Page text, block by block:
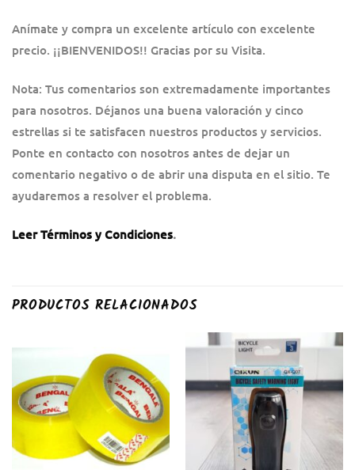
Anímate y compra un excelente artículo con excelente
precio. ¡¡BIENVENIDOS!! Gracias por su Visita.
Nota: Tus comentarios son extremadamente importantes
para nosotros. Déjanos una buena valoración y cinco
estrellas si te satisfacen nuestros productos y servicios.
Ponte en contacto con nosotros antes de dejar un
comentario negativo o de abrir una disputa en el sitio. Te
ayudaremos a resolver el problema.
Leer Términos y Condiciones.
PRODUCTOS RELACIONADOS